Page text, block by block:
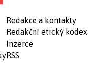
Redakce a kontakty
Redakční etický kodex
Inzerce
RSS